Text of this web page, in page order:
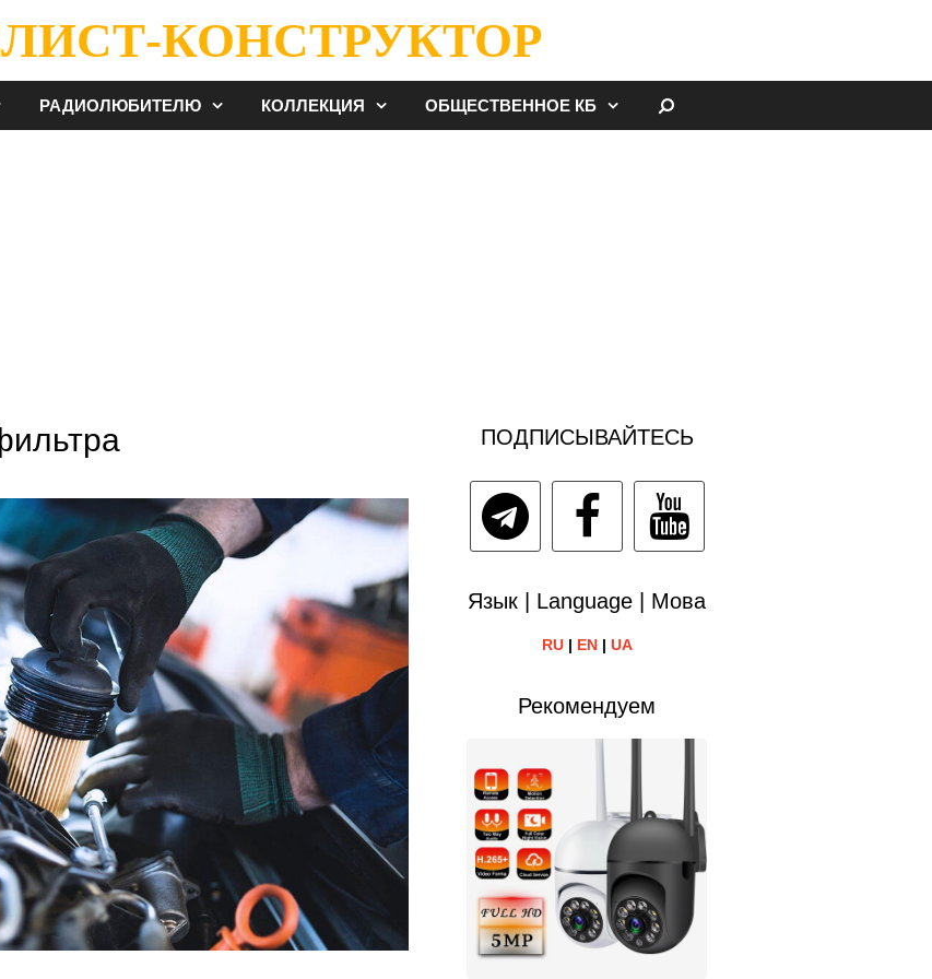
КОНСТРУКТОР
РАДИОЛЮБИТЕЛЮ КОЛЛЕКЦИЯ ОБЩЕСТВЕННОЕ КБ
ПОДПИСЫВАЙТЕСЬ
Язык | Language | Мова
RU| EN| UA
Рекомендуем